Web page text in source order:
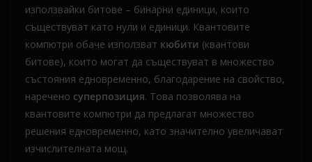
използвайки битове – бинарни единици, които
съществуват като нули и единици. Квантовите
компютри обаче използват кюбити (квантови
битове), които могат да съществуват в множество
състояния едновременно, благодарение на свойство,
наречено суперпозиция. Това позволява на
квантовите компютри да предлагат множество
решения едновременно, като значително увеличават
изчислителната мощ.